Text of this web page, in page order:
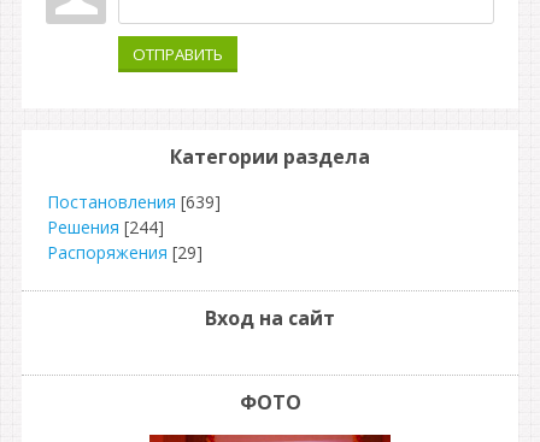
ОТПРАВИТЬ
Категории раздела
Постановления [639]
Решения [244]
Распоряжения [29]
Вход на сайт
ФОТО